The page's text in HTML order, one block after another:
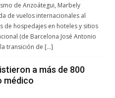
de Anzoátegui, Marbely
de vuelos internacionales al
de hospedajes en hoteles y sitios
(de Barcelona José Antonio
transición de […]
a más de 800
médico